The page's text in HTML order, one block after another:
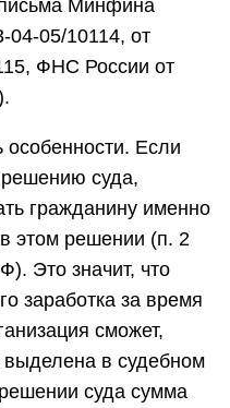
Минфина
05/10114, от
ФНС России от
Если
суда,
гражданину именно
в этом решении (п. 2
Это значит, что
заработка за время
сможет,
выделена в судебном
суда сумма